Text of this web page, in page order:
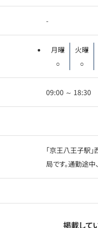
-
月曜
○
火曜
○
09:00 ～ 18:30
「京王八王子駅
局です。通勤途中
掲載して